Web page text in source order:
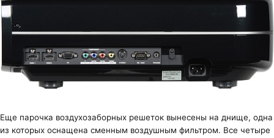
Еще парочка воздухозаборных решеток вынесены на днище, одна
из которых оснащена сменным воздушным фильтром. Все четыре